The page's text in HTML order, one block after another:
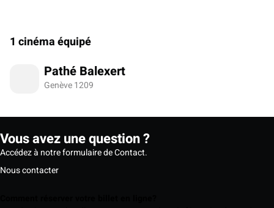
1 cinéma équipé
Pathé Balexert
Genève 1209
Vous avez une question ?
Accédez à notre formulaire de Contact.
Nous contacter